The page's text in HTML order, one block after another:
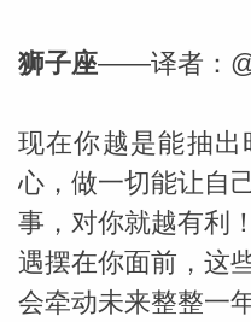
狮子座——译者：@
现在你越是能抽
心，做一切能让自
事，对你就越有利
遇摆在你面前，这
会牵动未来整整一